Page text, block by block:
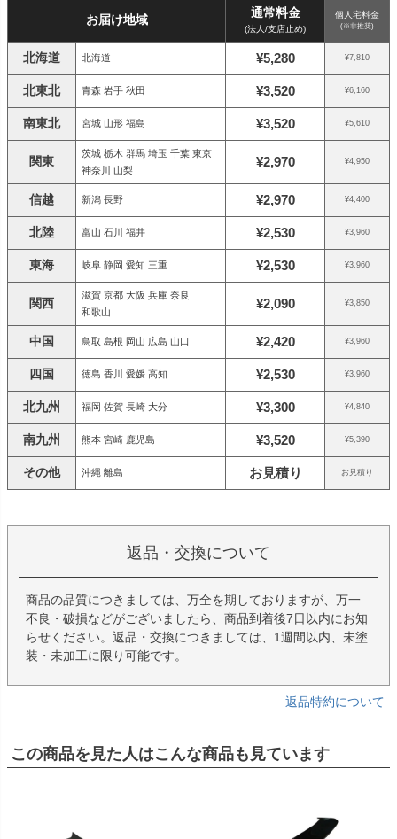
お届け地域 通常料金
(法人/支店止め)
個人宅料金
(※非推奨)
北海道 北海道 ¥5,280 ¥7,810
北東北 青森 岩手 秋田 ¥3,520 ¥6,160
南東北 宮城 山形 福島 ¥3,520 ¥5,610
関東
茨城 栃木 群馬 埼玉 千葉 東京
神奈川 山梨
¥2,970 ¥4,950
信越 新潟 長野 ¥2,970 ¥4,400
北陸 富山 石川 福井 ¥2,530 ¥3,960
東海 岐阜 静岡 愛知 三重 ¥2,530 ¥3,960
関西
滋賀 京都 大阪 兵庫 奈良
和歌山
¥2,090 ¥3,850
中国 鳥取 島根 岡山 広島 山口 ¥2,420 ¥3,960
四国 徳島 香川 愛媛 高知 ¥2,530 ¥3,960
北九州 福岡 佐賀 長崎 大分 ¥3,300 ¥4,840
南九州 熊本 宮崎 鹿児島 ¥3,520 ¥5,390
その他 沖縄 離島 お見積り お見積り
返品・交換について
商品の品質につきましては、万全を期しておりますが、万一
不良・破損などがございましたら、商品到着後7日以内にお知
らせください。返品・交換につきましては、1週間以内、未塗
装・未加工に限り可能です。
返品特約について
この商品を見た人はこんな商品も見ています